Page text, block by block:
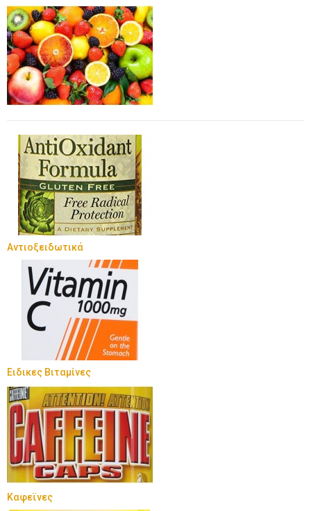
Αντιοξειδωτικά
Ειδικες Βιταμίνες
Καφεϊνες